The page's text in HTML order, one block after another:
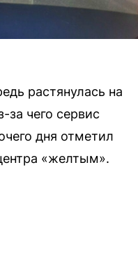
растянулась на
за чего сервис
дня отметил
«желтым».